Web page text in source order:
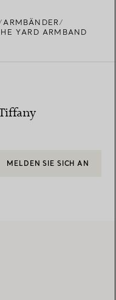
ARMBÄNDER
YARD ARMBAND
MELDEN SIE SICH AN